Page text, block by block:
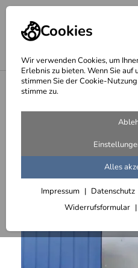
Cookies
Wir verwenden Cookies, um
Erlebnis zu bieten. Wenn Sie
stimmen Sie der Cookie-
stimme zu.
Alles
Impressum Datenschutz
Widerrufsformular
Briefkastenblenden aus Edelstahl